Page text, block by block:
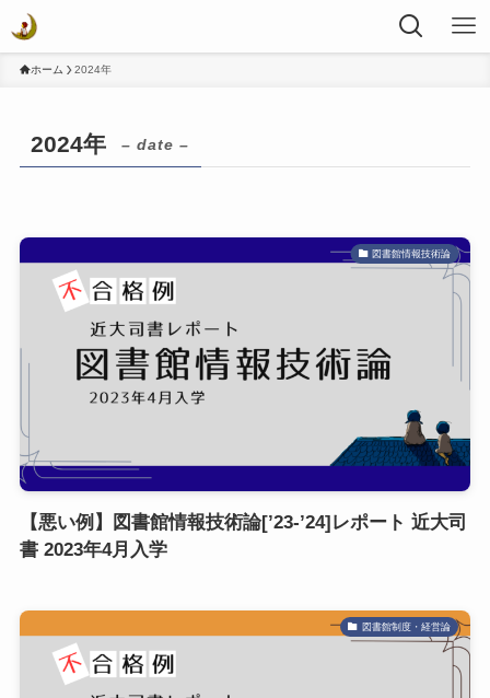
ホーム 2024年
2024年 – date –
図書館情報技術論
【悪い例】図書館情報技術論[’23-’24]レポート 近大司
書 2023年4月入学
図書館制度・経営論